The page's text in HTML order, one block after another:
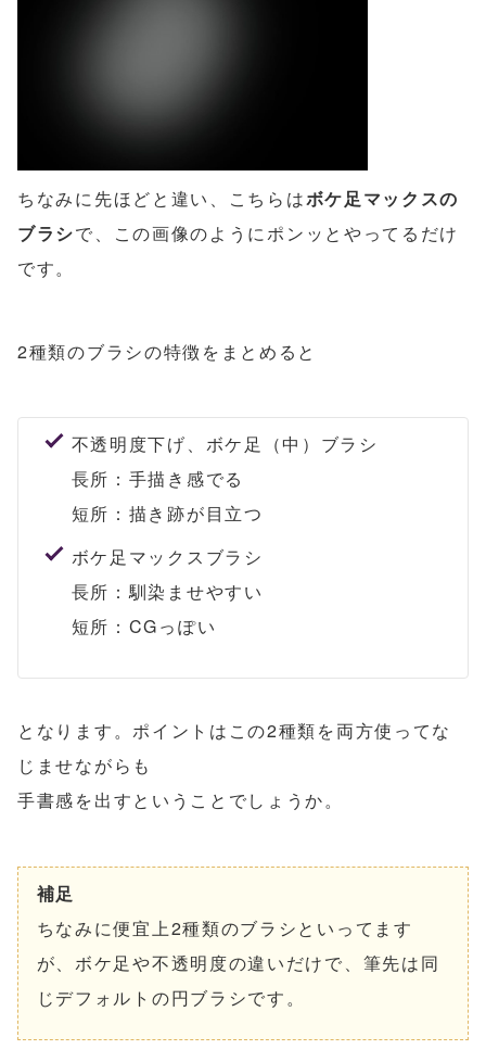
ちなみに先ほどと違い、こちらはボケ足マックスの
ブラシで、この画像のようにポンッとやってるだけ
です。
2種類のブラシの特徴をまとめると
不透明度下げ、ボケ足（中）ブラシ
長所：手描き感でる
短所：描き跡が目立つ
ボケ足マックスブラシ
長所：馴染ませやすい
短所：CGっぽい
となります。ポイントはこの2種類を両方使ってな
じませながらも
手書感を出すということでしょうか。
補足
ちなみに便宜上2種類のブラシといってます
が、ボケ足や不透明度の違いだけで、筆先は同
じデフォルトの円ブラシです。